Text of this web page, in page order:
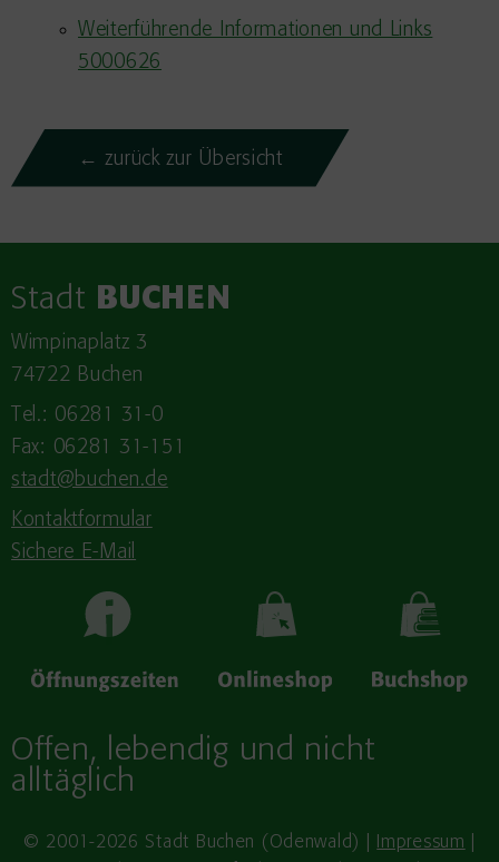
Weiterführende Informationen und Links
5000626
← zurück zur Übersicht
Stadt BUCHEN
Wimpinaplatz 3
74722 Buchen
Tel.: 06281 31-0
Fax: 06281 31-151
stadt@buchen.de
Kontaktformular
Sichere E-Mail
Offen, lebendig und nicht
alltäglich
© 2001-2026 Stadt Buchen (Odenwald) | Impressum